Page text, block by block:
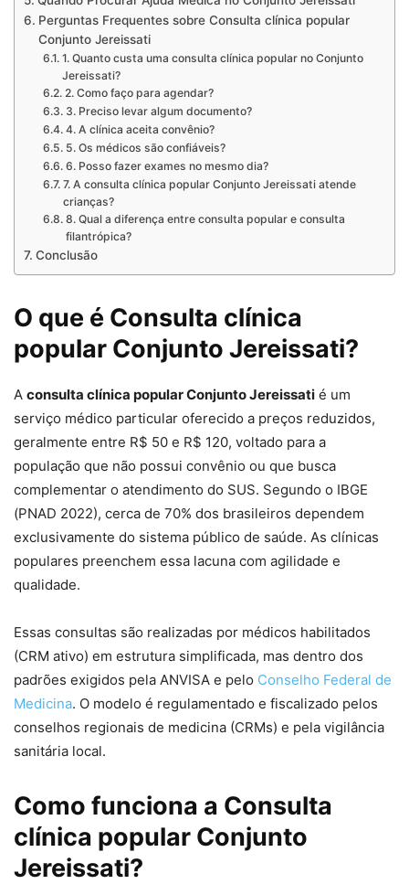
Perguntas Frequentes sobre Consulta clínica popular
Conjunto Jereissati
1. Quanto custa uma consulta clínica popular no Conjunto
Jereissati?
2. Como faço para agendar?
3. Preciso levar algum documento?
4. A clínica aceita convênio?
5. Os médicos são confiáveis?
6. Posso fazer exames no mesmo dia?
7. A consulta clínica popular Conjunto Jereissati atende
crianças?
8. Qual a diferença entre consulta popular e consulta
filantrópica?
Conclusão
O que é Consulta clínica
popular Conjunto Jereissati?
A consulta clínica popular Conjunto Jereissati é um
serviço médico particular oferecido a preços reduzidos,
geralmente entre R$ 50 e R$ 120, voltado para a
população que não possui convênio ou que busca
complementar o atendimento do SUS. Segundo o IBGE
(PNAD 2022), cerca de 70% dos brasileiros dependem
exclusivamente do sistema público de saúde. As clínicas
populares preenchem essa lacuna com agilidade e
qualidade.
Essas consultas são realizadas por médicos habilitados
(CRM ativo) em estrutura simplificada, mas dentro dos
padrões exigidos pela ANVISA e pelo Conselho Federal de
Medicina. O modelo é regulamentado e fiscalizado pelos
conselhos regionais de medicina (CRMs) e pela vigilância
sanitária local.
Como funciona a Consulta
clínica popular Conjunto
Jereissati?